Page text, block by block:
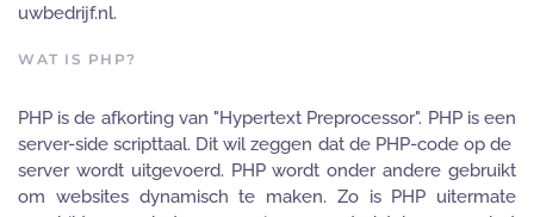
uwbedrijf.nl.
WAT IS PHP?
PHP is de afkorting van "Hypertext Preprocessor". PHP is een
server-side scripttaal. Dit wil zeggen dat de PHP-code op de
server wordt uitgevoerd. PHP wordt onder andere gebruikt
om websites dynamisch te maken. Zo is PHP uitermate